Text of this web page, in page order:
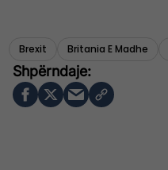
Brexit Britania E Madhe